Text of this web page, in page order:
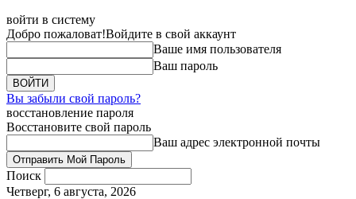
войти в систему
Добро пожаловат!Войдите в свой аккаунт
Ваше имя пользователя
Ваш пароль
Вы забыли свой пароль?
восстановление пароля
Восстановите свой пароль
Ваш адрес электронной почты
Поиск
Четверг, 6 августа, 2026